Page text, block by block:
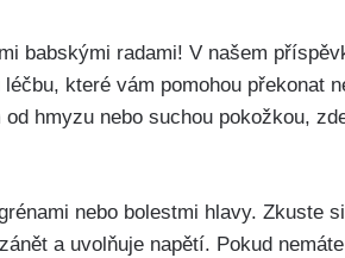
babskými radami! V našem
které vám pomohou překonat
‍hmyzu nebo suchou pokožkou,
nebo bolestmi hlavy. Zkuste
a ‍uvolňuje napětí. Pokud